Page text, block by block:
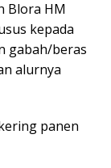
Blora HM
kepada
gabah/beras
alurnya
panen